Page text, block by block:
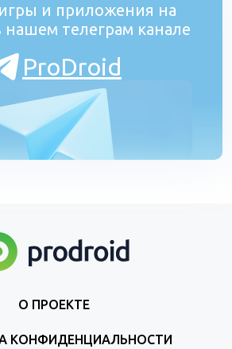
и приложения на
телеграм канале
ProDroid
О ПРОЕКТЕ
КОНФИДЕНЦИАЛЬНОСТИ